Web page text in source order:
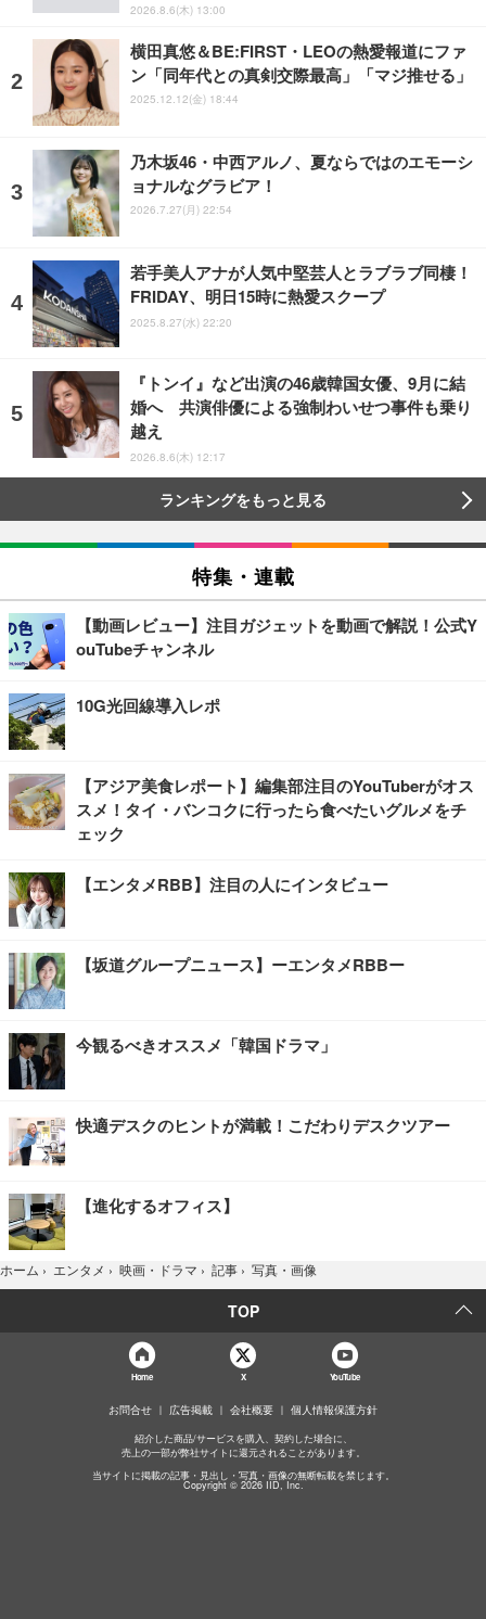
2026.8.6(木) 13:00
横田真悠＆BE:FIRST・LEOの熱愛報道にファ
ン「同年代との真剣交際最高」「マジ推せる」
2025.12.12(金) 18:44
乃木坂46・中西アルノ、夏ならではのエモーシ
ョナルなグラビア！
2026.7.27(月) 22:54
若手美人アナが人気中堅芸人とラブラブ同棲！
FRIDAY、明日15時に熱愛スクープ
2025.8.27(水) 22:20
『トンイ』など出演の46歳韓国女優、9月に結
婚へ 共演俳優による強制わいせつ事件も乗り
越え
2026.8.6(木) 12:17
ランキングをもっと見る
特集・連載
【動画レビュー】注目ガジェットを動画で解説！公式Y
ouTubeチャンネル
10G光回線導入レポ
【アジア美食レポート】編集部注目のYouTuberがオス
スメ！タイ・バンコクに行ったら食べたいグルメをチ
ェック
【エンタメRBB】注目の人にインタビュー
【坂道グループニュース】ーエンタメRBBー
今観るべきオススメ「韓国ドラマ」
快適デスクのヒントが満載！こだわりデスクツアー
【進化するオフィス】
ホーム › エンタメ › 映画・ドラマ › 記事 › 写真・画像
TOP
Home X YouTube
お問合せ 広告掲載 会社概要 個人情報保護方針
紹介した商品/サービスを購入、契約した場合に、
売上の一部が弊社サイトに還元されることがあります。
当サイトに掲載の記事・見出し・写真・画像の無断転載を禁じます。
Copyright © 2026 IID, Inc.